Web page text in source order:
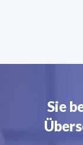
Sie